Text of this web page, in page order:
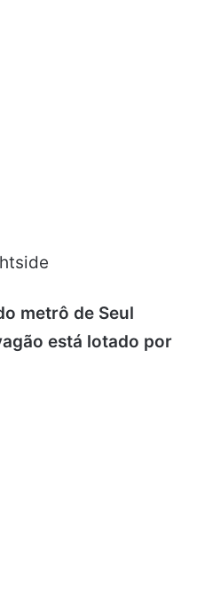
metrô de Seul
está lotado por